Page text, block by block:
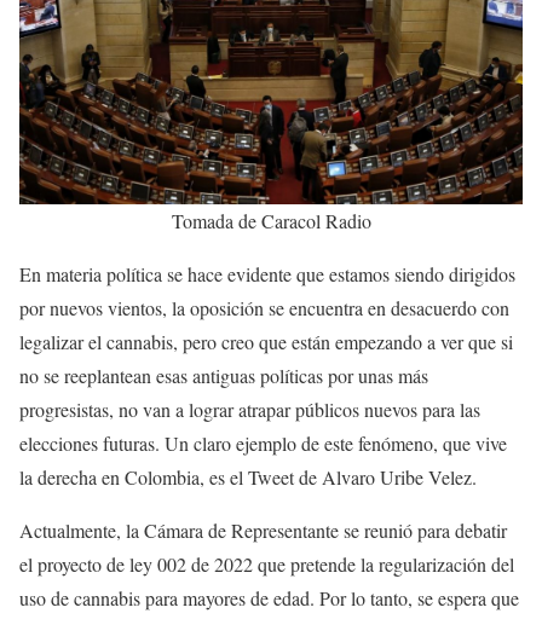
Tomada de Caracol Radio
En materia política se hace evidente que estamos siendo dirigidos
por nuevos vientos, la oposición se encuentra en desacuerdo con
legalizar el cannabis, pero creo que están empezando a ver que si
no se reeplantean esas antiguas políticas por unas más
progresistas, no van a lograr atrapar públicos nuevos para las
elecciones futuras. Un claro ejemplo de este fenómeno, que vive
la derecha en Colombia, es el Tweet de Alvaro Uribe Velez.
Actualmente, la Cámara de Representante se reunió para debatir
el proyecto de ley 002 de 2022 que pretende la regularización del
uso de cannabis para mayores de edad. Por lo tanto, se espera que